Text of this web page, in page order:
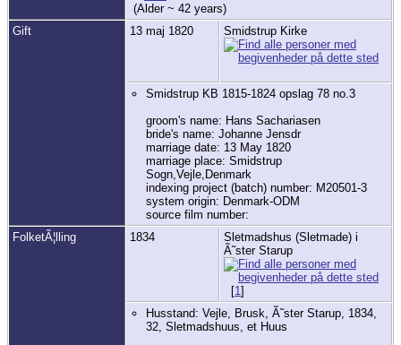
(Alder ~ 42 years)
Gift
13 maj 1820 Smidstrup Kirke
Smidstrup KB 1815-1824 opslag 78 no.3
groom's name: Hans Sachariasen
bride's name: Johanne Jensdr
marriage date: 13 May 1820
marriage place: Smidstrup
Sogn,Vejle,Denmark
indexing project (batch) number: M20501-3
system origin: Denmark-ODM
source film number:
FolketÃ¦lling
1834
Sletmadshus (Sletmade) i
Ã˜ster Starup
[1]
Husstand: Vejle, Brusk, Ã˜ster Starup, 1834,
32, Sletmadshuus, et Huus